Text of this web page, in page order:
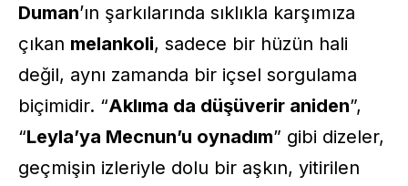
Duman’ın şarkılarında sıklıkla karşımıza
çıkan melankoli, sadece bir hüzün hali
değil, aynı zamanda bir içsel sorgulama
biçimidir. “Aklıma da düşüverir aniden”,
“Leyla’ya Mecnun’u oynadım” gibi dizeler,
geçmişin izleriyle dolu bir aşkın, yitirilen